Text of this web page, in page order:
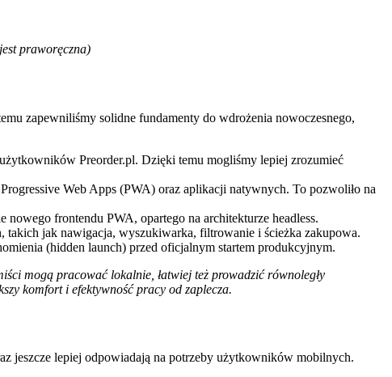
praworęczna)
zapewniliśmy solidne fundamenty do wdrożenia nowoczesnego,
Preorder.pl. Dzięki temu mogliśmy lepiej zrozumieć
Web Apps (PWA) oraz aplikacji natywnych. To pozwoliło na
nowego frontendu PWA, opartego na architekturze headless.
takich jak nawigacja, wyszukiwarka, filtrowanie i ścieżka zakupowa.
(hidden launch) przed oficjalnym startem produkcyjnym.
mogą pracować lokalnie, łatwiej też prowadzić równoległy
komfort i efektywność pracy od zaplecza.
jeszcze lepiej odpowiadają na potrzeby użytkowników mobilnych.